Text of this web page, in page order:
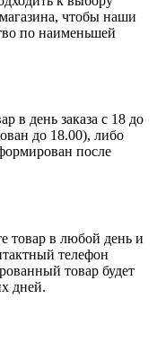
чтобы наши
по наименьшей
в день заказа с 18 до
до 18.00), либо
после
товар в любой день и
телефон
товар будет
дней.